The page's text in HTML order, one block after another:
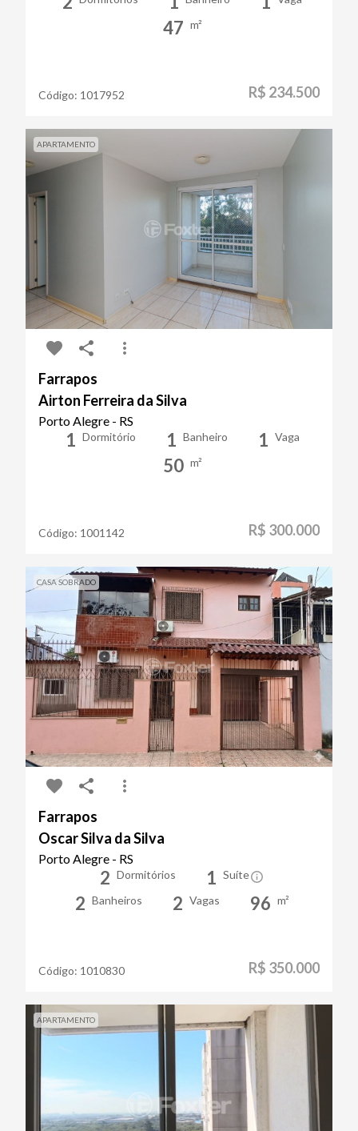
47 m²
Código: 1017952 R$ 234.500
APARTAMENTO
Farrapos
Airton Ferreira da Silva
Porto Alegre - RS
1 Dormitório 1 Banheiro 1 Vaga
50 m²
Código: 1001142 R$ 300.000
CASA SOBRADO
Farrapos
Oscar Silva da Silva
Porto Alegre - RS
2 Dormitórios 1 Suíte
2 Banheiros 2 Vagas 96 m²
Código: 1010830 R$ 350.000
APARTAMENTO